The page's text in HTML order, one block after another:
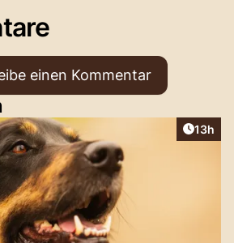
einen Kommentar
Artikel
13h